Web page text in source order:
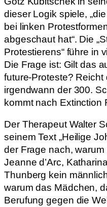
dieser Logik spiele,
bei linken
abgeschaut hat“. Die
Protestierens“ führe in
Die Frage ist: Gilt das
future-Proteste? Reicht
irgendwann der 300.
kommt nach Extinction
Der Therapeut Walter
seinem Text „Heilige
der Frage nach,
Jeanne d’Arc,
Thunberg kein
warum das Mädchen,
Berufung gegen die